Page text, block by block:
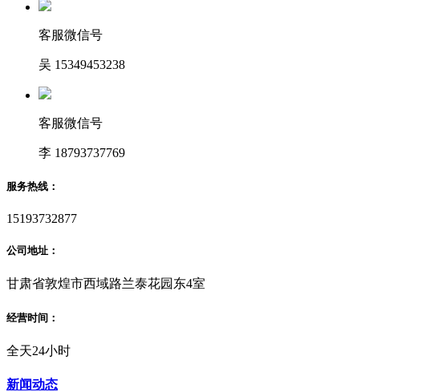
客服微信号
吴 15349453238
客服微信号
李 18793737769
服务热线：
15193732877
公司地址：
甘肃省敦煌市西域路兰泰花园东4室
经营时间：
全天24小时
新闻动态